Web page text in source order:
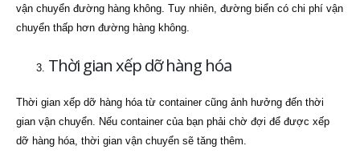
vận chuyển đường hàng không. Tuy nhiên, đường biển có chi phí vận
chuyển thấp hơn đường hàng không.
Thời gian xếp dỡ hàng hóa
Thời gian xếp dỡ hàng hóa từ container cũng ảnh hưởng đến thời
gian vận chuyển. Nếu container của bạn phải chờ đợi để được xếp
dỡ hàng hóa, thời gian vận chuyển sẽ tăng thêm.